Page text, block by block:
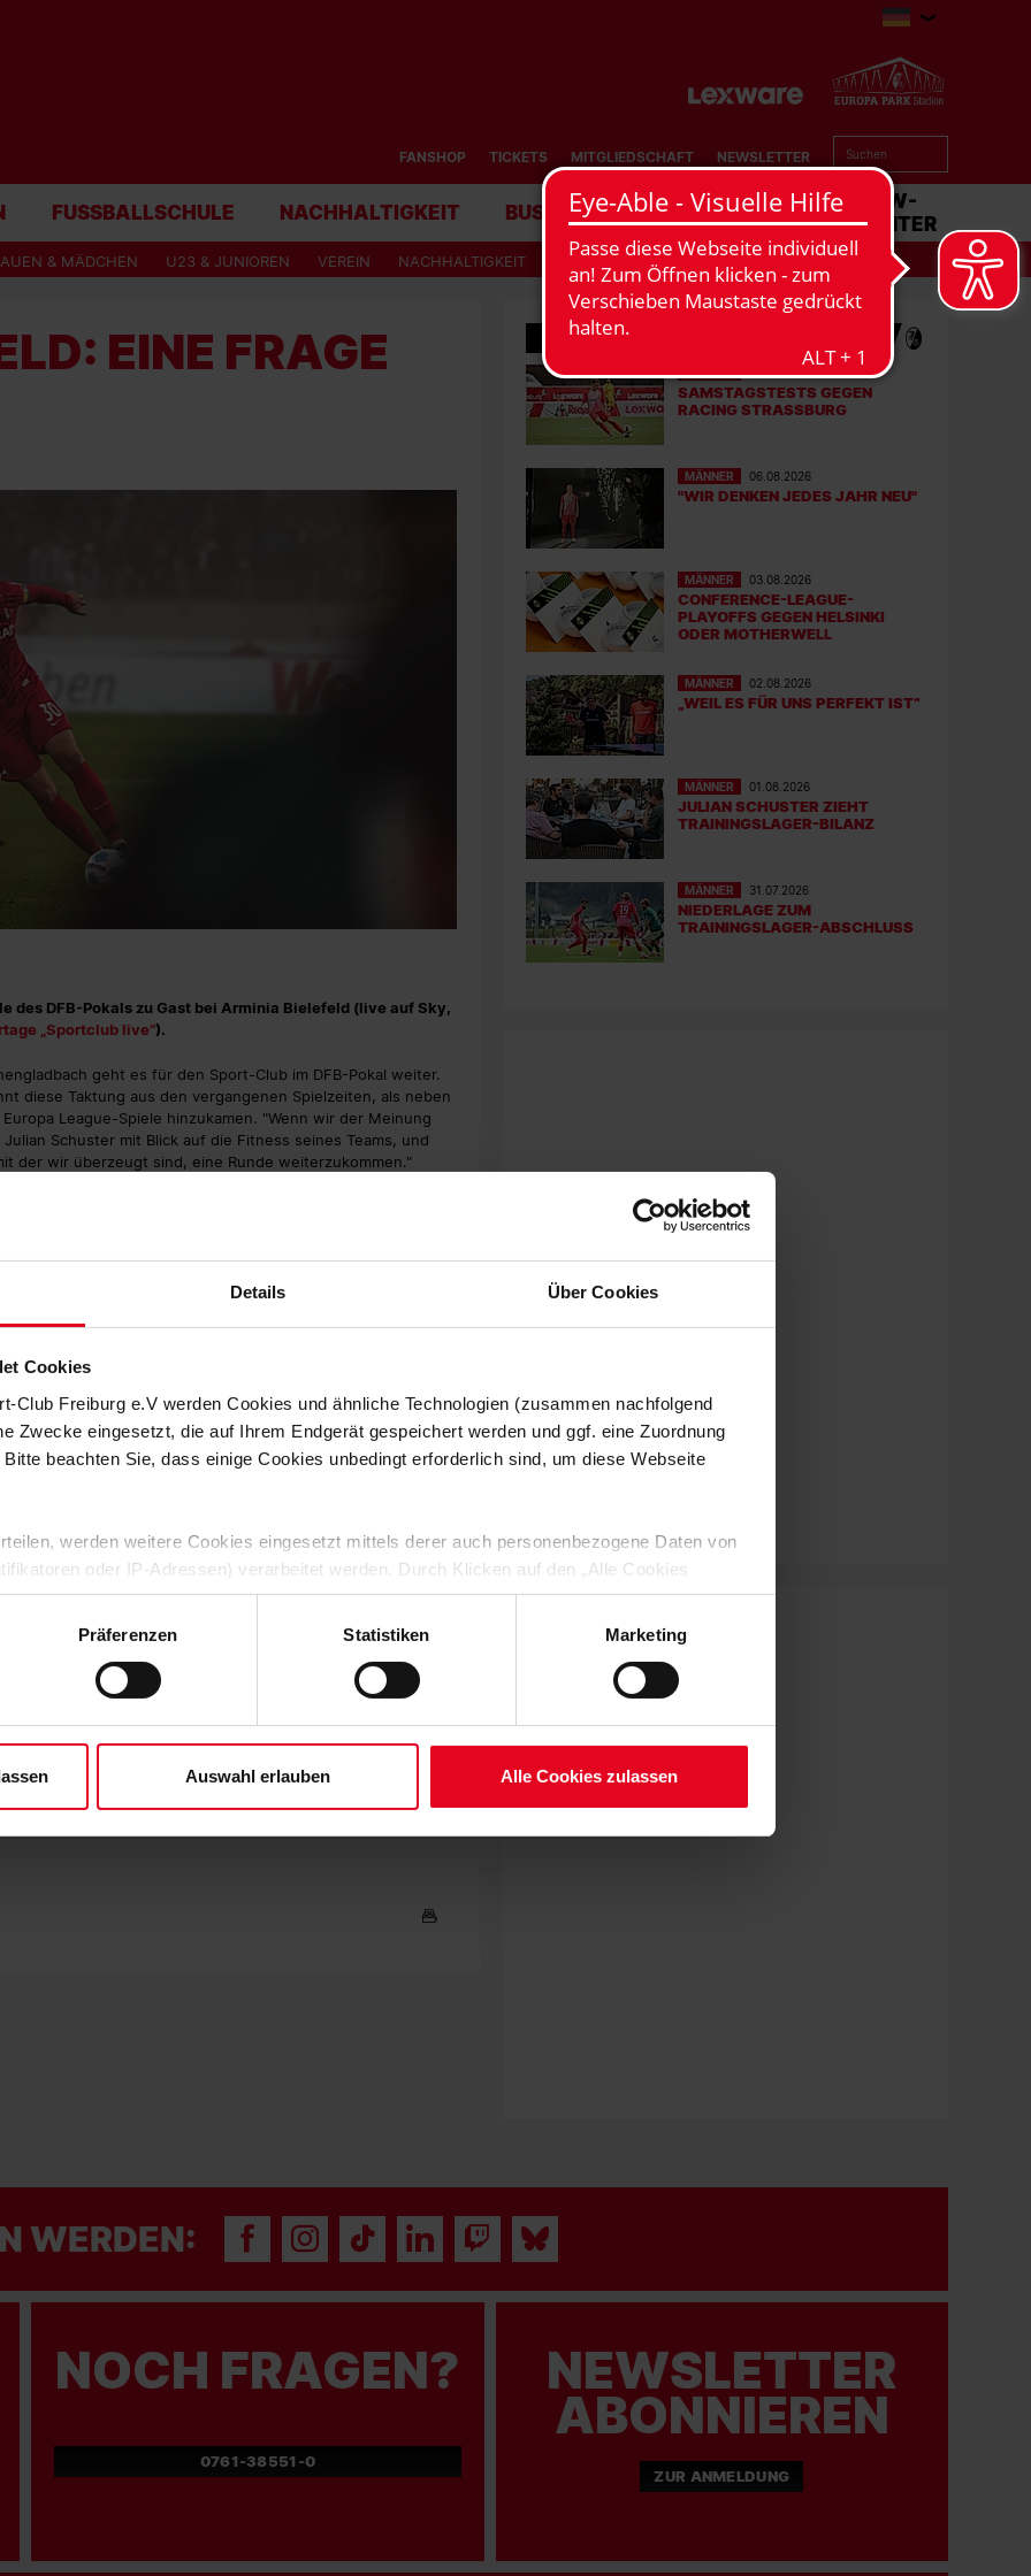
Details Über Cookies
Cookies
Club Freiburg e.V werden Cookies und ähnliche Technologien (zusammen nachfolgend
Zwecke eingesetzt, die auf Ihrem Endgerät gespeichert werden und ggf. eine Zuordnung
beachten Sie, dass einige Cookies unbedingt erforderlich sind, um diese Webseite
werden weitere Cookies eingesetzt mittels derer auch personenbezogene Daten von
oder IP-Adressen) verarbeitet werden. Durch Klicken auf den „Alle Cookies
der Speicherung aller aufgeführten Cookies und der entsprechenden Verarbeitung Ihrer
die unten jeweils angegebene Zwecke gem. § 25 Abs. 1 TDDDG, Art. 6 Abs. 1 lit. a DSGVO
auswählen, werden nur unbedingt erforderliche Cookies eingesetzt. Ihre etwaig erteilten
Präferenzen Statistiken Marketing
Auswahl erlauben Alle Cookies zulassen
FANSHOP TICKETS MITGLIEDSCHAFT NEWSLETTER
FUSSBALLSCHULE NACHHALTIGKEIT BUSINESS STADION MATCHCENTER
& MÄDCHEN U23 & JUNIOREN VEREIN NACHHALTIGKEIT
EINE FRAGE
des DFB-Pokals zu Gast bei Arminia Bielefeld (live auf Sky,
„Sportclub live“).
geht es für den Sport-Club im DFB-Pokal weiter.
diese Taktung aus den vergangenen Spielzeiten, als neben
League-Spiele hinzukamen. "Wenn wir der Meinung
Schuster mit Blick auf die Fitness seines Teams, und
der wir überzeugt sind, eine Runde weiterzukommen."
haben die Trainer wieder zwei Spieler zur Verfügung, die
Osterhage war nur für das Spiel gegen die Fohlen gesperrt,
Bundesliga Gültigkeit, er wäre für das Achtelfinal-Duell also
seine Kollegen entscheiden, das Ziel bleibt immer das
weiterzukommen", sagt der Coach.
Hannover 96 und Erstligist Union Berlin. Beide scheiterten
Bielefelder Team. "Bielefeld hat zuhause viele Punkte
mit Trainer Mitch Kniat fünf von acht Heimspielen in der 3.
die beiden Pokalspiele. "Die Alm ist etwas Besonderes
warnt Schuster. "Das haben auch Hannover und Berlin
des kommenden Gegners: Zum einen ist
musste Torhüter Jonas Kersken nur 13 Mal hinter
"hohe Wucht und Energie" aufs Feld, betont Schuster.
das die Arminen durch einen sehenswerten Treffer
einmal mehr die starke Defensive.
Energie werden. "Wir müssen auf dem gleichen
deshalb und bis dahin "jedes Prozent Frische
MÄNNER 07.08.2026
SAMSTAGSTESTS GEGEN
RACING STRASSBURG
MÄNNER 06.08.2026
"WIR DENKEN JEDES JAHR NEU"
MÄNNER 03.08.2026
CONFERENCE-LEAGUE-
PLAYOFFS GEGEN HELSINKI
ODER MOTHERWELL
MÄNNER 02.08.2026
„WEIL ES FÜR UNS PERFEKT IST“
MÄNNER 01.08.2026
JULIAN SCHUSTER ZIEHT
TRAININGSLAGER-BILANZ
MÄNNER 31.07.2026
NIEDERLAGE ZUM
TRAININGSLAGER-ABSCHLUSS
WERDEN:
NOCH FRAGEN?
0761-38551-0
NEWSLETTER
ABONNIEREN
ZUR ANMELDUNG